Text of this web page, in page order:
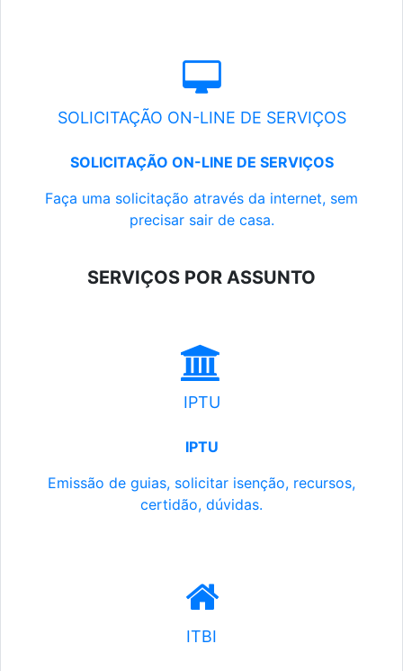
SOLICITAÇÃO ON-LINE DE SERVIÇOS
SOLICITAÇÃO ON-LINE DE SERVIÇOS
Faça uma solicitação através da internet, sem
precisar sair de casa.
SERVIÇOS POR ASSUNTO
IPTU
IPTU
Emissão de guias, solicitar isenção, recursos,
certidão, dúvidas.
ITBI